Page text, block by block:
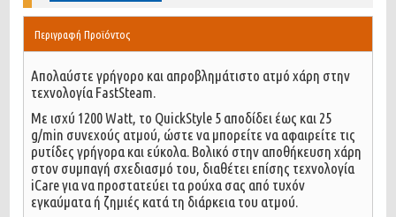
Περιγραφή Προϊόντος
Απολαύστε γρήγορο και απροβλημάτιστο ατμό χάρη στην
τεχνολογία FastSteam.
Με ισχύ 1200 Watt, το QuickStyle 5 αποδίδει έως και 25
g/min συνεχούς ατμού, ώστε να μπορείτε να αφαιρείτε τις
ρυτίδες γρήγορα και εύκολα. Βολικό στην αποθήκευση χάρη
στον συμπαγή σχεδιασμό του, διαθέτει επίσης τεχνολογία
iCare για να προστατεύει τα ρούχα σας από τυχόν
εγκαύματα ή ζημιές κατά τη διάρκεια του ατμού.